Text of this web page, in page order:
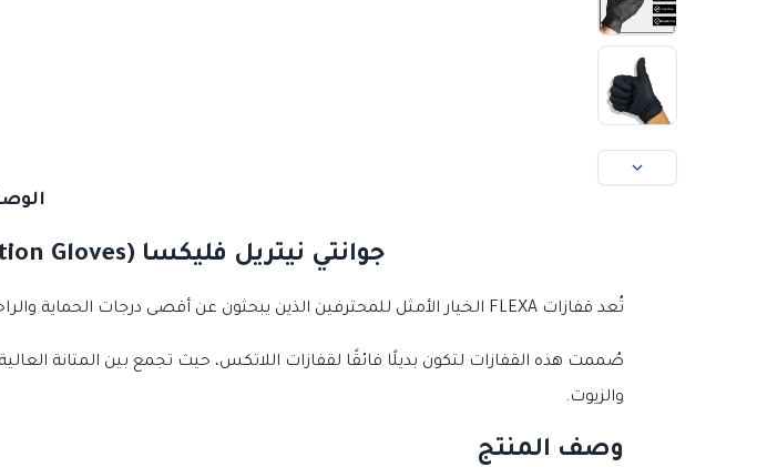
جوانتي نيتريل فليكسا (FLEXA Nitrile Examination Gloves) - أسود
تُعد قفازات FLEXA الخيار الأمثل للمحترفين الذين يبحثون عن أقصى درجات الحماية والراحة.
صُممت هذه القفازات لتكون بديلًا فائقًا لقفازات اللاتكس، حيث تجمع بين المتانة
والزيوت.
وصف المنتج